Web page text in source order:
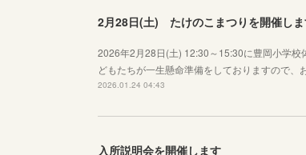
2月28日(土) たけのこまつりを開催しま
2026年2月28日(土) 12:30～15:30に豊岡小学
どもたちが一生懸命準備をしておりますので、
2026.01.24 04:43
入所説明会を開催します